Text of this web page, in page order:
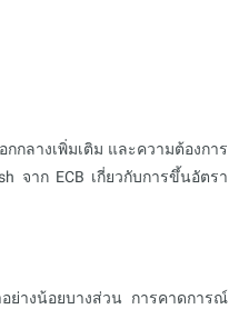
กลางเพิ่มเติม และความต้องการ
จาก ECB เกี่ยวกับการขึ้นอัตรา
ย่างน้อยบางส่วน การคาดการณ์